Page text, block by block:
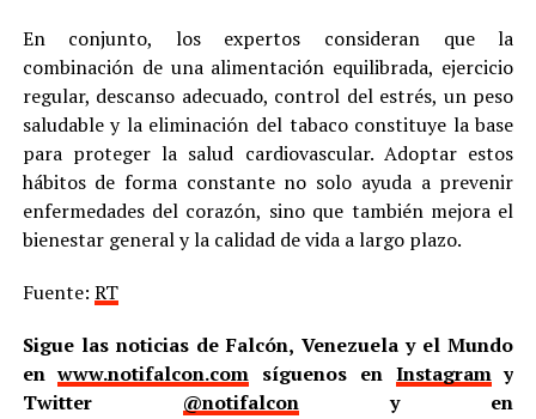
En conjunto, los expertos consideran que la
combinación de una alimentación equilibrada, ejercicio
regular, descanso adecuado, control del estrés, un peso
saludable y la eliminación del tabaco constituye la base
para proteger la salud cardiovascular. Adoptar estos
hábitos de forma constante no solo ayuda a prevenir
enfermedades del corazón, sino que también mejora el
bienestar general y la calidad de vida a largo plazo.
Fuente: RT
Sigue las noticias de Falcón, Venezuela y el Mundo
enwww.notifalcon.com síguenos en Instagramy
Twitter @notifalcony en